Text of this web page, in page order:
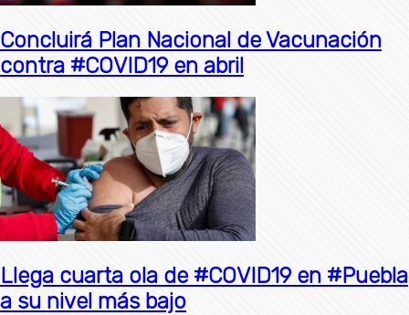
Concluirá Plan Nacional de Vacunación
contra #COVID19 en abril
Llega cuarta ola de #COVID19 en #Puebla
a su nivel más bajo